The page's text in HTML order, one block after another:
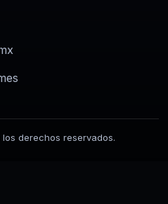
derechos reservados.